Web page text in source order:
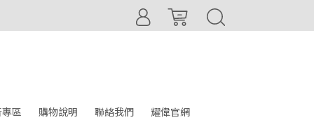
區 購物說明 聯絡我們 耀偉官網